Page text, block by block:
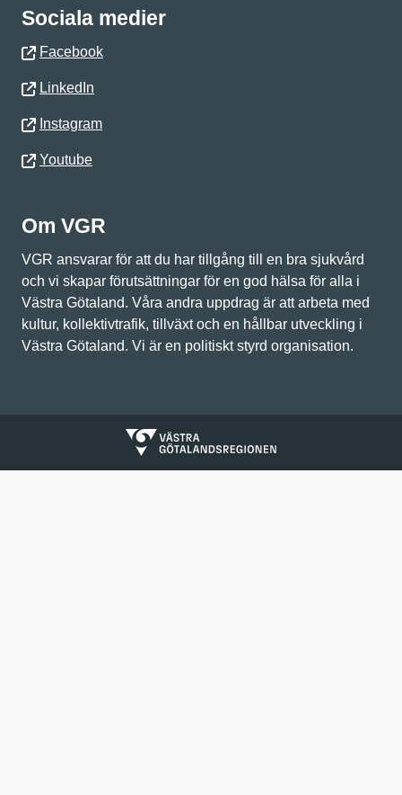
Sociala medier
Facebook
LinkedIn
Instagram
Youtube
Om VGR
VGR ansvarar för att du har tillgång till en bra sjukvård
och vi skapar förutsättningar för en god hälsa för alla i
Västra Götaland. Våra andra uppdrag är att arbeta med
kultur, kollektivtrafik, tillväxt och en hållbar utveckling i
Västra Götaland. Vi är en politiskt styrd organisation.